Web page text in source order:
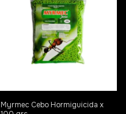
Myrmec Cebo Hormiguicida x